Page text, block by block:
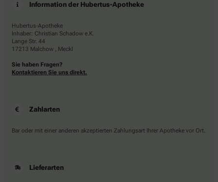
Information der Hubertus-Apotheke
Hubertus-Apotheke
Inhaber: Christian Schadow e.K.
Lange Str. 44
17213 Malchow , Meckl
Sie haben Fragen?
Kontaktieren Sie uns direkt.
Zahlarten
Bar oder mit einer anderen akzeptierten Zahlungsart Ihrer Apotheke vor Ort.
Lieferarten